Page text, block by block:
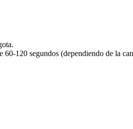
120 segundos (dependiendo de la